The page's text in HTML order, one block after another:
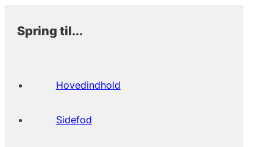
Spring til...
Hovedindhold
Sidefod